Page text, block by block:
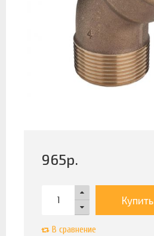
965р.
Купить
В сравнение